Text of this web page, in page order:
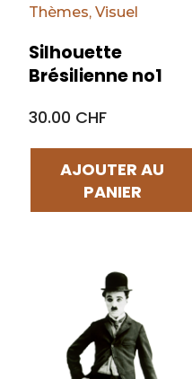
Thèmes, Visuel
Silhouette
Brésilienne no1
30.00 CHF
AJOUTER AU
PANIER